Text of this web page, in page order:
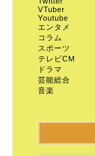
VTuber
Youtube
エンタメ
コラム
スポーツ
テレビCM
ドラマ
芸能総合
音楽